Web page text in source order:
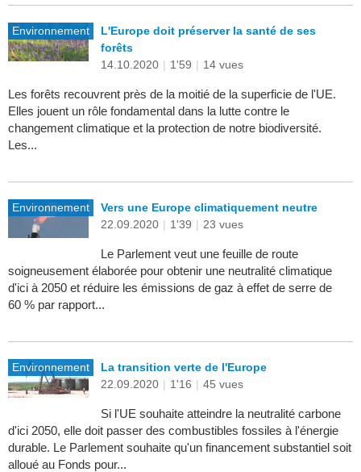
Environnement
L'Europe doit préserver la santé de ses
forêts
14.10.2020 | 1'59 | 14 vues
Les forêts recouvrent près de la moitié de la superficie de l'UE.
Elles jouent un rôle fondamental dans la lutte contre le
changement climatique et la protection de notre biodiversité.
Les...
Environnement
Vers une Europe climatiquement neutre
22.09.2020 | 1'39 | 23 vues
Le Parlement veut une feuille de route
soigneusement élaborée pour obtenir une neutralité climatique
d'ici à 2050 et réduire les émissions de gaz à effet de serre de
60 % par rapport...
Environnement
La transition verte de l'Europe
22.09.2020 | 1'16 | 45 vues
Si l'UE souhaite atteindre la neutralité carbone
d'ici 2050, elle doit passer des combustibles fossiles à l'énergie
durable. Le Parlement souhaite qu'un financement substantiel soit
alloué au Fonds pour...